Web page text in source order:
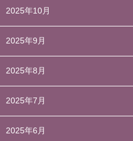
2025年10月
2025年9月
2025年8月
2025年7月
2025年6月